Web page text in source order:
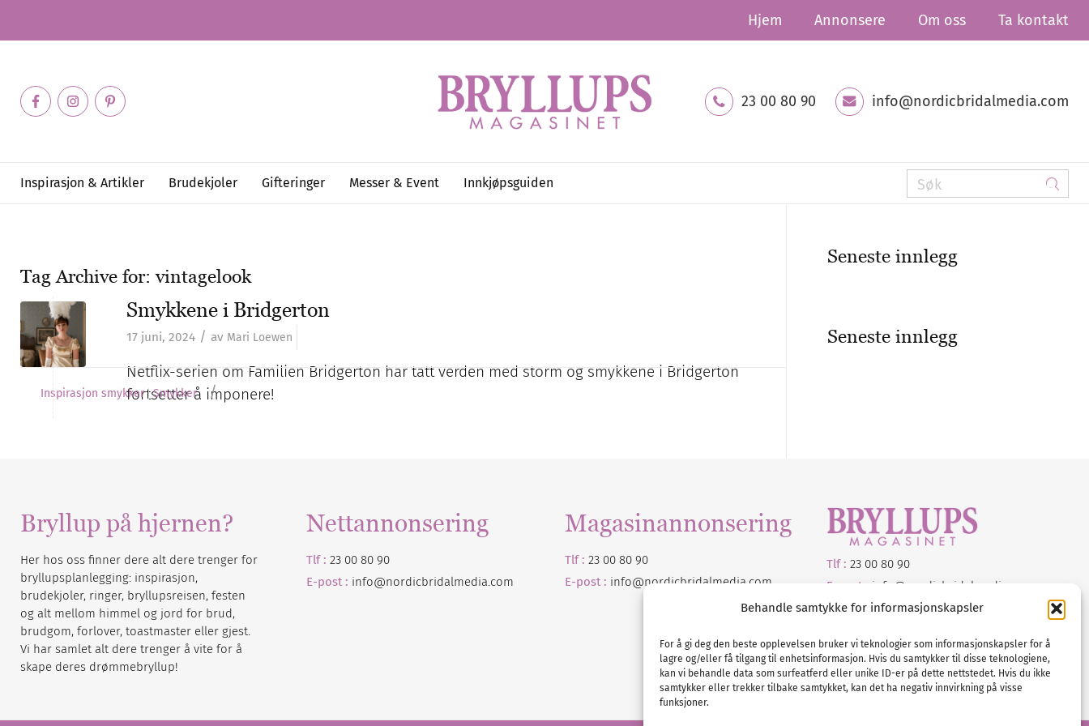
Behandle samtykke for informasjonskapsler
For å gi deg den beste opplevelsen bruker vi teknologier som informasjonskapsler for å
lagre og/eller få tilgang til enhetsinformasjon. Hvis du samtykker til disse teknologiene,
kan vi behandle data som surfeatferd eller unike ID-er på dette nettstedet. Hvis du ikke
samtykker eller trekker tilbake samtykket, kan det ha negativ innvirkning på visse
funksjoner.
Hjem Annonsere Om oss Ta kontakt
23 00 80 90 info@nordicbridalmedia.com
Inspirasjon & Artikler Brudekjoler Gifteringer Messer & Event Innkjøpsguiden
Tag Archive for:vintagelook
Smykkene i Bridgerton
17 juni, 2024 / av Mari Loewen
Netflix-serien om Familien Bridgerton har tatt verden med storm og smykkene i Bridgerton
fortsetter å imponere!
Inspirasjon smykker Smykker /
Seneste innlegg
Seneste innlegg
Bryllup på hjernen?
Her hos oss finner dere alt dere trenger for
bryllupsplanlegging: inspirasjon,
brudekjoler, ringer, bryllupsreisen, festen
og alt mellom himmel og jord for brud,
brudgom, forlover, toastmaster eller gjest.
Vi har samlet alt dere trenger å vite for å
skape deres drømmebryllup!
Nettannonsering
Tlf : 23 00 80 90
E-post : info@nordicbridalmedia.com
Magasinannonsering
Tlf : 23 00 80 90
E-post : info@nordicbridalmedia .com
Tlf : 23 00 80 90
E-post : info@ nordicbridalmedia
Bryllupsmagasinet Norge
VAT: NO911740648